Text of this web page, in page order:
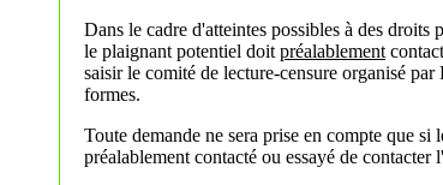
Dans le cadre d'atteintes possibles à des
le plaignant potentiel doit préalablement
saisir le comité de lecture-censure organisé
formes.
Toute demande ne sera prise en compte que
préalablement contacté ou essayé de contacter